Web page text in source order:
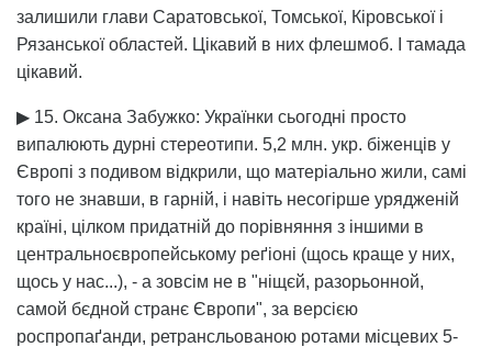
залишили глави Саратовської, Томської, Кіровської і
Рязанської областей. Цікавий в них флешмоб. І тамада
цікавий.
▶ 15. Оксана Забужко: Українки сьогодні просто
випалюють дурні стереотипи. 5,2 млн. укр. біженців у
Європі з подивом відкрили, що матеріально жили, самі
того не знавши, в гарній, і навіть несогірше урядженій
країні, цілком придатній до порівняння з іншими в
центральноєвропейському реґіоні (щось краще у них,
щось у нас...), - а зовсім не в "ніщєй, разорьонной,
самой бєдной странє Європи", за версією
роспропаґанди, ретрансльованою ротами місцевих 5-